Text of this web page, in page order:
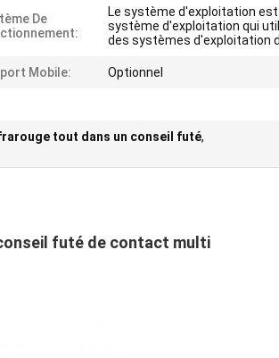
De
Le système d'exploitation est
système d'exploitation qui
des systèmes d'exploitation
Mobile: Optionnel
tout dans un conseil futé,
futé de contact multi